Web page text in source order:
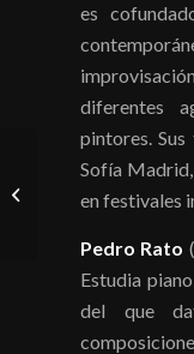
es
diferentes
pintores.
Sofía Madrid,
en festivales
Pedro Rato
Estudia
del que
Ar Search-Teatro do